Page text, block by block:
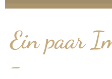
Ein paar
-